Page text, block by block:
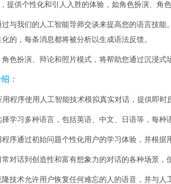
提供个性化和引人入胜的体验，如角色扮演、角
与我们的人工智能导师交谈来提高您的语言技
的，每条消息都将被分析以生成语法反馈。
色扮演、辩论和照片模式，将帮助您通过沉浸式
：
用程序使用人工智能技术模拟真实对话，提供即时
学习多种语言，包括英语、中文、日语等，每种
序通过初始问题个性化用户的学习体验，并根据
对话到创造性和富有想象力的对话的各种场景，
技术允许用户恢复任何难忘的人的语音，并与人